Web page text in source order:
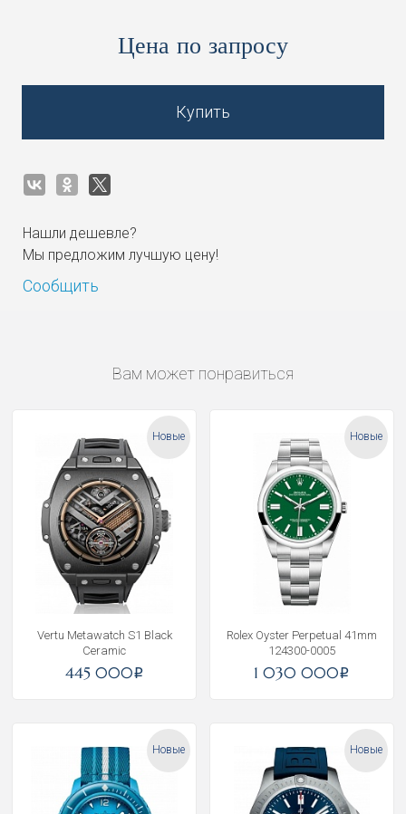
Цена по запросу
Купить
Нашли дешевле?
Мы предложим лучшую цену!
Сообщить
Вам может понравиться
Новые
Vertu Metawatch S1 Black
Ceramic
445 000i
Новые
Rolex Oyster Perpetual 41mm
124300-0005
1 030 000i
Новые Новые